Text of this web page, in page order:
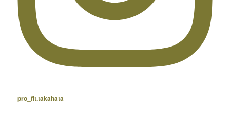
pro_fit.takahata